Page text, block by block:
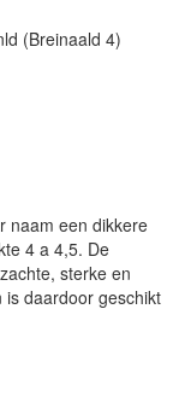
(Breinaald 4)
naam een dikkere
4 a 4,5. De
sterke en
daardoor geschikt